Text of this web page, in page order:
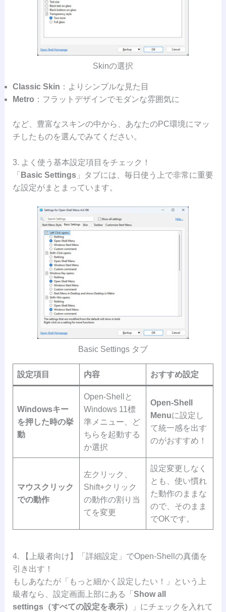
Skinの選択
Classic Skin ：よりシンプルな見た目
Metro ：フラットデザインでモダンな雰囲気に
など、豊富なスキンの中から、あなたのPC環境にマッ
チしたものを選んでみてください。
3. よく使う基本設定項目をチェック！
「 Basic Settings」タブには、毎日使う上で非常に重要
な設定がまとまっています。
Basic Settings タブ
設定項目 内容 おすすめ設定
Windowsキー
を押した時の挙
動
Open-Shellと
Windows 11標
準メニュー、ど
ちらを起動する
か選択
Open-Shell
Menuに設定し
て統一感を出す
のがおすすめ！
マウスクリック
での動作
左クリック、
Shift+クリック
の動作の割り当
てを変更
設定変更しなく
とも、使い慣れ
た動作のままな
ので、そのまま
でOKです。
4. 【上級者向け】「詳細設定」でOpen-Shellの真価を
引き出す！
もしあなたが「もっと細かく設定したい！」という上
級者なら、設定画面上部にある「 Show all
settings（すべての設定を表示）
」にチェックを入れて